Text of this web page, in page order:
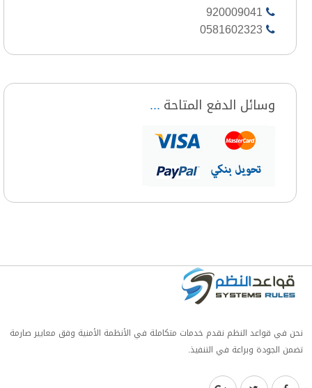
920009041
0581602323
وسائل الدفع المتاحة
نحن في قواعد النظم نقدم خدمات متكاملة في الأنظمة الأمنية وفق معايير صارمة
تضمن الجودة وبراعة في التنفيذ.